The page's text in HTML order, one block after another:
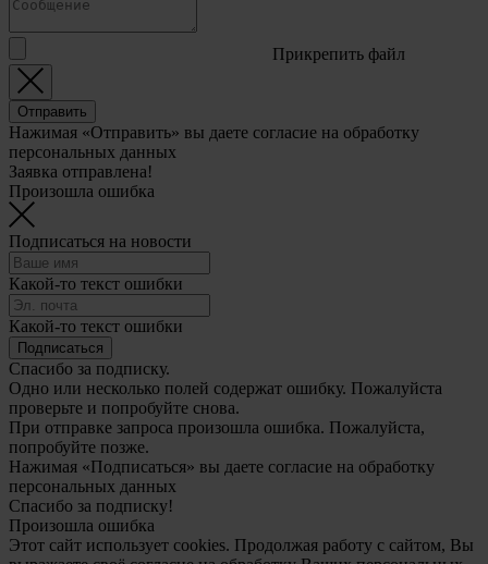
Прикрепить файл
Отправить
Нажимая «Отправить» вы даете согласие на обработку
персональных данных
Заявка отправлена!
Произошла ошибка
Подписаться на новости
Какой-то текст ошибки
Какой-то текст ошибки
Подписаться
Спасибо за подписку.
Одно или несколько полей содержат ошибку. Пожалуйста
проверьте и попробуйте снова.
При отправке запроса произошла ошибка. Пожалуйста,
попробуйте позже.
Нажимая «Подписаться» вы даете согласие на обработку
персональных данных
Спасибо за подписку!
Произошла ошибка
Этот сайт использует cookies. Продолжая работу с сайтом, Вы